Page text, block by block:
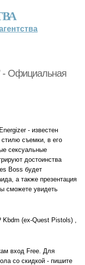
- Официальная
- известен
стилю съемки, в его
сексуальные
достоинства
Boss будет
а также презентация
сможете увидеть
(ex-Quest Pistols) ,
вход Free. Для
со скидкой - пишите